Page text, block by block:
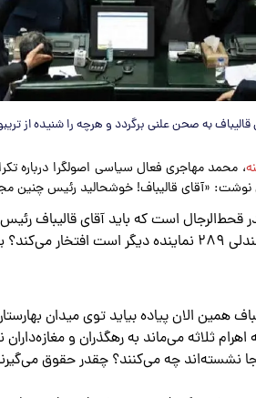
به صحن علنی برگردد و هرچه را شنیده از
، محمد مهاجری فعال سیاسی اصولگرا درباره
«آقای قالیباف! خوشحالید رئیس چنین
قحط‌الرجال است که باید آقای قالیباف
به لذت ریاست می‌بالد؟
همین الان پیاده بیاید توی میدان‌
ثلاثه می‌ماند به رهگذران و
نشسته‌اند چه می‌کنند؟ چقدر حقوق